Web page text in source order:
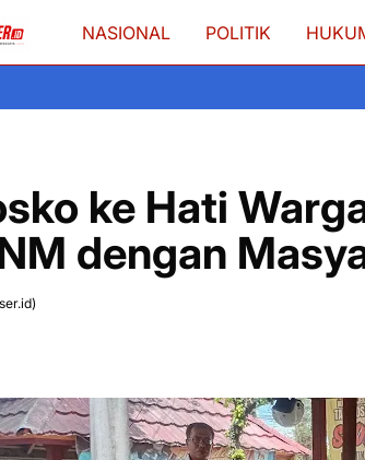
NASIONAL POLITIK
Polres Wajo Pantau
ke Hati
dengan